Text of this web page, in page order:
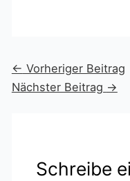
← Vorheriger Beitrag
Nächster Beitrag →
Schreibe